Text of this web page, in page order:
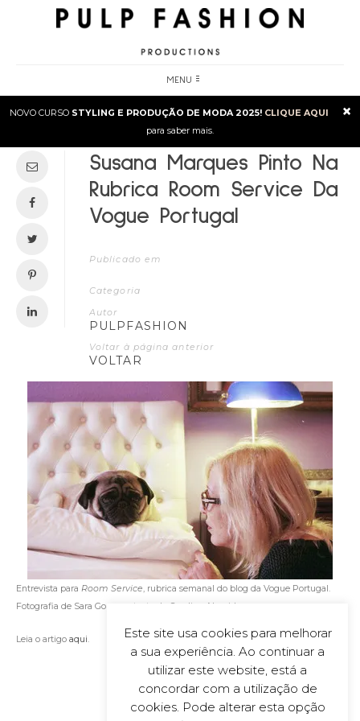
MENU
×
NOVO CURSO STYLING E PRODUÇÃO DE MODA 2025! CLIQUE AQUI
para saber mais.
Susana Marques Pinto Na
Rubrica Room Service Da
Vogue Portugal
Publicado em
Categoria
Autor
PULPFASHION
Voltar à página anterior
VOLTAR
Entrevista para Room Service, rubrica semanal do blog da Vogue Portugal.
Fotografia de Sara Gomes e texto de Carolina Almeida.
Leia o artigo aqui.
Este site usa cookies para melhorar
a sua experiência. Ao continuar a
utilizar este website, está a
concordar com a utilização de
cookies. Pode alterar esta opção